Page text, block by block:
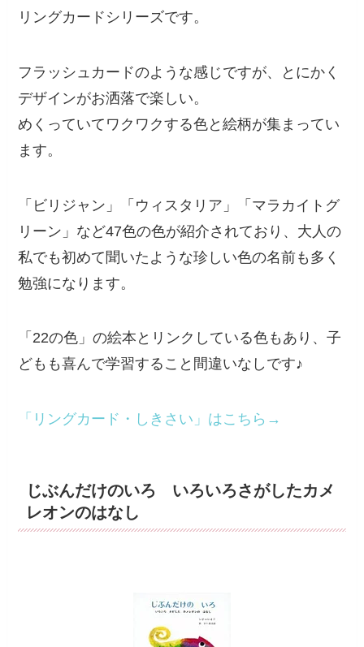
リングカードシリーズです。
フラッシュカードのような感じですが、とにかく
デザインがお洒落で楽しい。
めくっていてワクワクする色と絵柄が集まってい
ます。
「ビリジャン」「ウィスタリア」「マラカイトグ
リーン」など47色の色が紹介されており、大人の
私でも初めて聞いたような珍しい色の名前も多く
勉強になります。
「22の色」の絵本とリンクしている色もあり、子
どもも喜んで学習すること間違いなしです♪
「リングカード・しきさい」はこちら→
じぶんだけのいろ いろいろさがしたカメ
レオンのはなし